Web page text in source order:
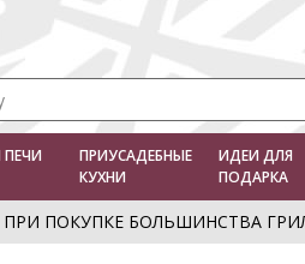
ПРИУСАДЕБНЫЕ
КУХНИ
ИДЕИ ДЛЯ
ПОДАРКА
ПОКУПКЕ БОЛЬШИНСТВА